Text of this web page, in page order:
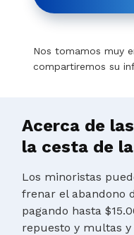
Nos tomamos muy
compartiremos su
Acerca de
la cesta de
Los minoristas
frenar el abandono
pagando hasta
repuesto y multas